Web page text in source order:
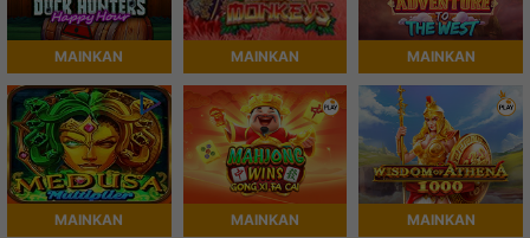
MAINKAN MAINKAN MAINKAN
MAINKAN MAINKAN MAINKAN